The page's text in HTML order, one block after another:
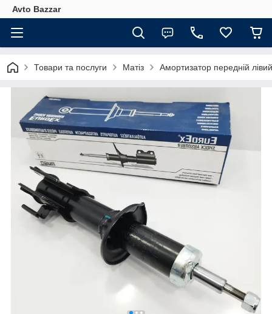
Avto Bazzar
Товари та послуги Матіз Амортизатор передній